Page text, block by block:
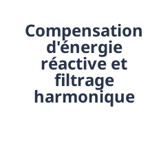
Compensation
d'énergie
réactive et
filtrage
harmonique